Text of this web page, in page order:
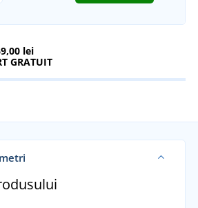
lei
GRATUIT